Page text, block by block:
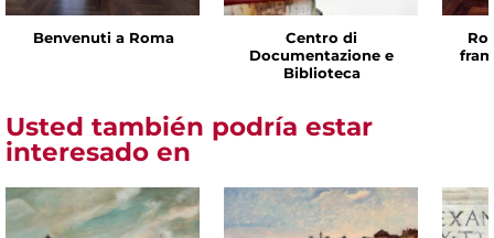
Benvenuti a Roma
Centro di
Documentazione e
Biblioteca
Usted también podría estar
interesado en